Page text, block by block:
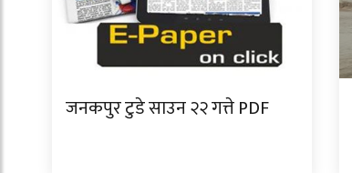
जनकपुर टुडे साउन २२ गत्ते PDF